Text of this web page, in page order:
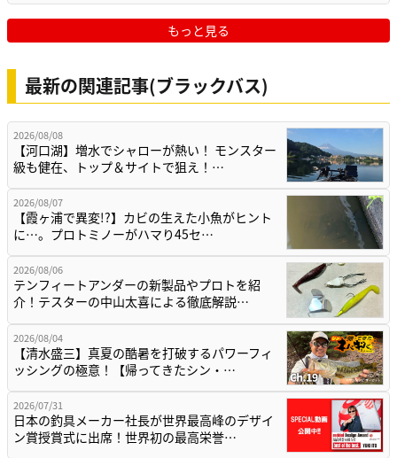
もっと見る
最新の関連記事(ブラックバス)
2026/08/08
【河口湖】増水でシャローが熱い！ モンスター
級も健在、トップ＆サイトで狙え！…
2026/08/07
【霞ヶ浦で異変!?】カビの生えた小魚がヒント
に…。プロトミノーがハマり45セ…
2026/08/06
テンフィートアンダーの新製品やプロトを紹
介！テスターの中山太喜による徹底解説…
2026/08/04
【清水盛三】真夏の酷暑を打破するパワーフィ
ッシングの極意！【帰ってきたシン・…
2026/07/31
日本の釣具メーカー社長が世界最高峰のデザイ
ン賞授賞式に出席！世界初の最高栄誉…